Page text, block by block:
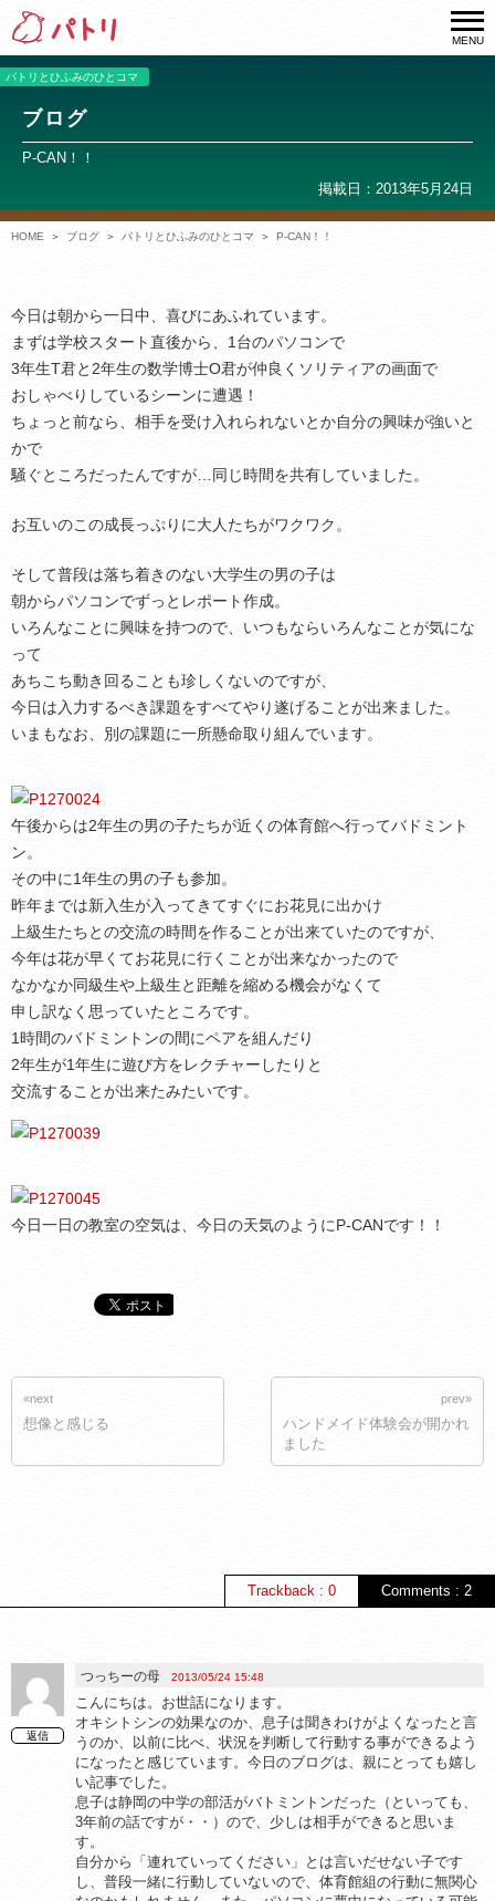
MENU
パトリとひふみのひとコマ
ブログ
P‐CAN！！
掲載日：2013年5月24日
HOME ブログ パトリとひふみのひとコマ P‐CAN！！
今日は朝から一日中、喜びにあふれています。
まずは学校スタート直後から、1台のパソコンで
3年生T君と2年生の数学博士O君が仲良くソリティアの画面で
おしゃべりしているシーンに遭遇！
ちょっと前なら、相手を受け入れられないとか自分の興味が強いと
かで
騒ぐところだったんですが…同じ時間を共有していました。
お互いのこの成長っぷりに大人たちがワクワク。
そして普段は落ち着きのない大学生の男の子は
朝からパソコンでずっとレポート作成。
いろんなことに興味を持つので、いつもならいろんなことが気にな
って
あちこち動き回ることも珍しくないのですが、
今日は入力するべき課題をすべてやり遂げることが出来ました。
いまもなお、別の課題に一所懸命取り組んでいます。
午後からは2年生の男の子たちが近くの体育館へ行ってバドミント
ン。
その中に1年生の男の子も参加。
昨年までは新入生が入ってきてすぐにお花見に出かけ
上級生たちとの交流の時間を作ることが出来ていたのですが、
今年は花が早くてお花見に行くことが出来なかったので
なかなか同級生や上級生と距離を縮める機会がなくて
申し訳なく思っていたところです。
1時間のバドミントンの間にペアを組んだり
2年生が1年生に遊び方をレクチャーしたりと
交流することが出来たみたいです。
今日一日の教室の空気は、今日の天気のようにP‐CANです！！
«next
想像と感じる
prev»
ハンドメイド体験会が開かれ
ました
Comments : 2
Trackback : 0
返信
つっちーの母 2013/05/24 15:48
こんにちは。お世話になります。
オキシトシンの効果なのか、息子は聞きわけがよくなったと言
うのか、以前に比べ、状況を判断して行動する事ができるよう
になったと感じています。今日のブログは、親にとっても嬉し
い記事でした。
息子は静岡の中学の部活がバトミントンだった（といっても、
3年前の話ですが・・）ので、少しは相手ができると思いま
す。
自分から「連れていってください」とは言いだせない子です
し、普段一緒に行動していないので、体育館組の行動に無関心